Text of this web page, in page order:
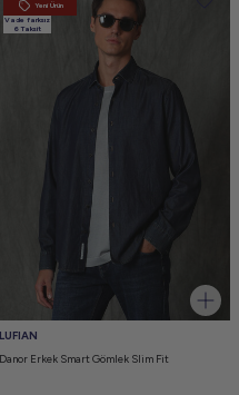
Yeni Ürün
Vade farksız
6 Taksit
LUFIAN
Danor Erkek Smart Gömlek Slim Fit